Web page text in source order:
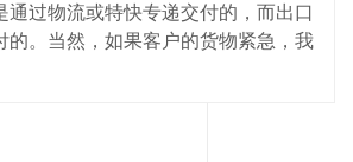
通过物流或特快专递交付的，而出口
的。当然，如果客户的货物紧急，我